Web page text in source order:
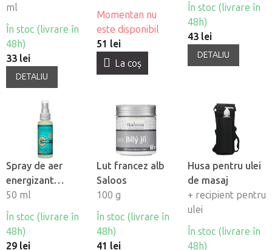
ml
În stoc (livrare în
48h)
33 lei
DETALIU
piele de argan si
fibră - trandafir
Momentan nu
este disponibil
51 lei
La coş
În stoc (livrare în
48h)
43 lei
DETALIU
Spray de aer
energizant
Saloos - Energie
50 ml
În stoc (livrare în
48h)
29 lei
Lut francez alb
Saloos
100 g
În stoc (livrare în
48h)
41 lei
Husa pentru ulei
de masaj
+ recipient pentru
ulei
În stoc (livrare în
48h)